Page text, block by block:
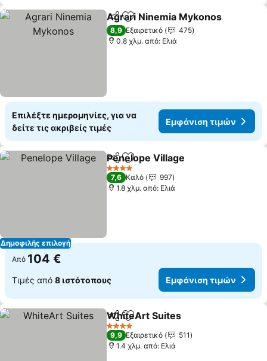
Κοινοποίηση
Προσθήκη στα αγαπημένα
Agrari Ninemia Mykonos
8,9 Εξαιρετικό
475
0.8 χλμ. από: Ελιά
Επιλέξτε ημερομηνίες, για να
δείτε τις ακριβείς τιμές
Εμφάνιση τιμών
Δημοφιλής επιλογή
Κοινοποίηση
Προσθήκη στα αγαπημένα
Penelope Village
4 Αστέρια
7,6 Καλό
997
1.8 χλμ. από: Ελιά
Από 104 €
Τιμές από 8 ιστότοπους Εμφάνιση τιμών
Κοινοποίηση
Προσθήκη στα αγαπημένα
WhiteArt Suites
4 Αστέρια
9,9 Εξαιρετικό
511
1.4 χλμ. από: Ελιά